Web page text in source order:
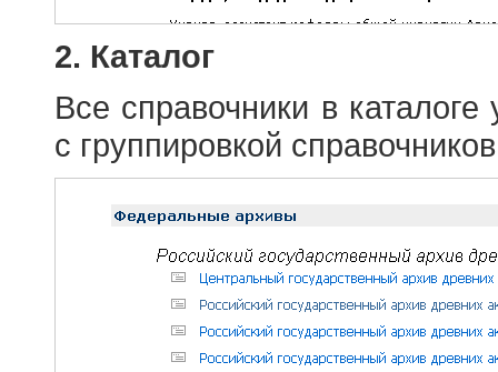
2. Каталог
Все справочники в
с группировкой